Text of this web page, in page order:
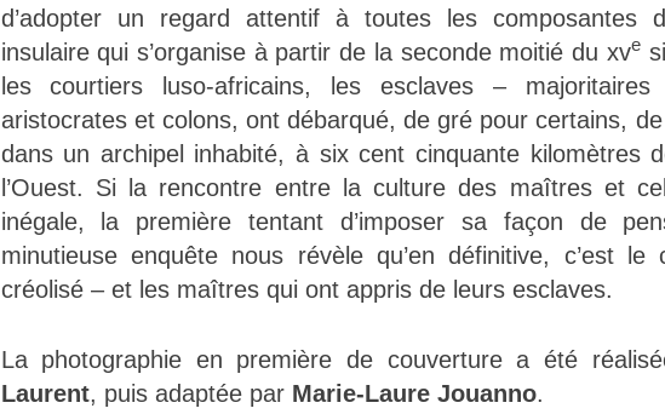
d’adopter un regard attentif à toutes les composantes
insulaire qui s’organise à partir de la seconde moitié du xve
les courtiers luso-africains, les esclaves –
aristocrates et colons, ont débarqué, de gré pour certains,
dans un archipel inhabité, à six cent cinquante kilomètres
l’Ouest. Si la rencontre entre la culture des maîtres et
inégale, la première tentant d’imposer sa façon de
minutieuse enquête nous révèle qu’en définitive, c’est le
créolisé – et les maîtres qui ont appris de leurs esclaves.
La photographie en première de couverture a été
Laurent, puis adaptée par Marie-Laure Jouanno.